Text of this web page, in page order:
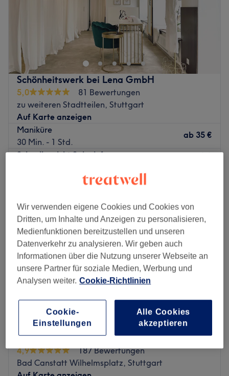
Schönheitswerk bei Lena GmbH
5,0
81 Bewertungen
zu weiteren Stadtteilen, Stuttgart
Auf Karte anzeigen
Maniküre
30 Min. - 1 Std.
ab 35 €
Schnellansicht Saloninfos
Mittwoch
10:00– 18:00
Donnerstag
10:00–18:00
Freitag
10:00–18:00
Samstag
10:00–16:00
Sonntag
Geschlossen
Samtweiche, gepflegte und glatte Haut dank
unser Tipp: Schönheitswerk bei Lena GmbH in Stuttgart!
Hier wirst du deine unerwünschten Haar schnell los.
Nächste öffentliche Verkehrsmittel:
Die Station Bad Cannstatt Wilhelmsplatz ist nur drei
Gehminuten vom Studio entfernt.
Fachpraxis für Nagel- und Fußpflege by Bo
4,9
187 Bewertungen
Bad Canstatt Wilhelmsplatz, Stuttgart
Wir verwenden eigene Cookies und Cookies von
Dritten, um Inhalte und Anzeigen zu personalisieren,
Medienfunktionen bereitzustellen und unseren
Datenverkehr zu analysieren. Wir geben auch
Informationen über die Nutzung unserer Webseite an
unsere Partner für soziale Medien, Werbung und
Analysen weiter. Cookie-Richtlinien
Cookie-
Einstellungen
Alle Cookies
akzeptieren